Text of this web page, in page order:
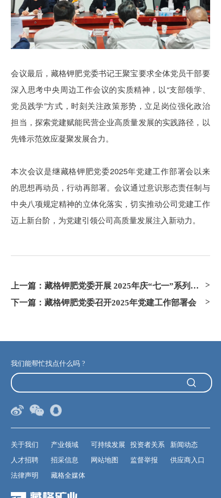
会议最后，藏格钾肥党委书记王聚宝要求全体党员干部要
深入思考中央周边工作会议的实质精神，以“支部领学、
党员践学”方式，时刻关注政策形势，立足岗位强化政治
担当，探索党建赋能民营企业高质量发展的实践路径，以
先锋示范效应凝聚发展合力。
本次会议是继藏格钾肥党委2025年党建工作部署会以来
的思想再动员，行动再部署。会议通过意识形态责任制与
中央八项规定精神的立体化落实，切实推动公司党建工作
迈上新台阶，为党建引领公司高质量发展注入新动力。
上一篇：藏格钾肥党委开展 2025年庆“七一”系列活动
下一篇：藏格钾肥党委召开2025年党建工作部署会
我们能帮忙找点什么吗 ?
关于我们 产业领域 可持续发展 投资者关系
新闻动态
人才招聘
招采信息 网站地图 监督举报
供应商入口
法律声明
藏格全媒体